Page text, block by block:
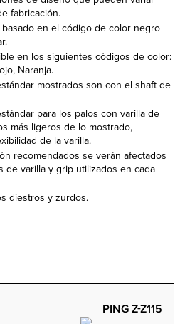
fabricación.
en el código de color negro
en los siguientes códigos de color:
Naranja.
mostrados son con el shaft de
para los palos con varilla de
más ligeros de lo mostrado,
de la varilla.
recomendados se verán afectados
de varilla y grip utilizados en cada
diestros y zurdos.
PING Z-Z115